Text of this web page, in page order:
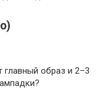
главный образ и 2–3